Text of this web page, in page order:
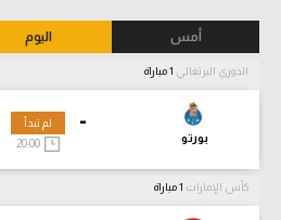
أمس اليوم
الدوري البرتغالي
-
بورتو
لم تبدأ
كأس الإمارات